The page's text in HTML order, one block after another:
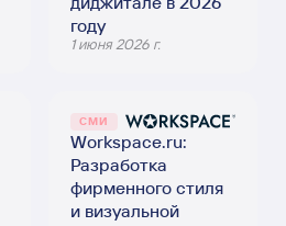
году
1 июня 2026 г.
СМИ
Workspace.ru:
Разработка
фирменного стиля
и визуальной